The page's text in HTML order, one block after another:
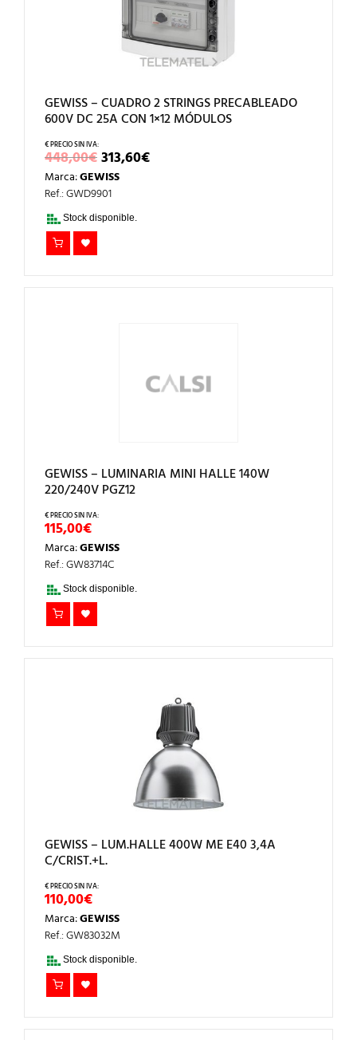
GEWISS – CUADRO 2 STRINGS PRECABLEADO
600V DC 25A CON 1×12 MÓDULOS
448,00€EL
PRECIO
ORIGINAL
ERA:448,00€.
313,60€EL
PRECIO
Marca:GEWISS
Ref.: GWD9901
Stock disponible.
GEWISS – LUMINARIA MINI HALLE 140W
220/240V PGZ12
115,00€
Marca:GEWISS
Ref.: GW83714C
Stock disponible.
GEWISS – LUM.HALLE 400W ME E40 3,4A
C/CRIST.+L.
110,00€
Marca:GEWISS
Ref.: GW83032M
Stock disponible.